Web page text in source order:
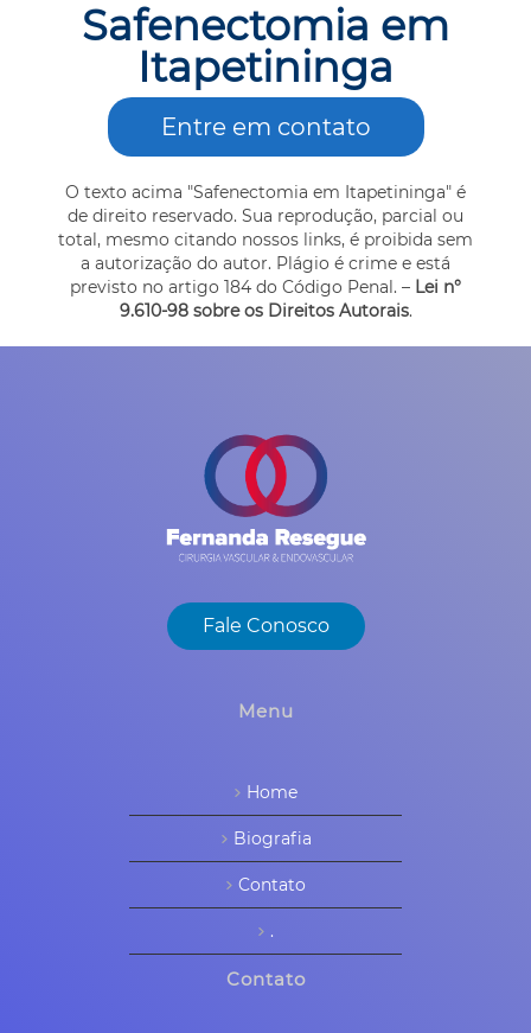
Safenectomia em
Itapetininga
Entre em contato
O texto acima "Safenectomia em Itapetininga" é
de direito reservado. Sua reprodução, parcial ou
total, mesmo citando nossos links, é proibida sem
a autorização do autor. Plágio é crime e está
previsto no artigo 184 do Código Penal. – Lei n°
9.610-98 sobre os Direitos Autorais.
Fale Conosco
Menu
Home
Biografia
Contato
.
Contato